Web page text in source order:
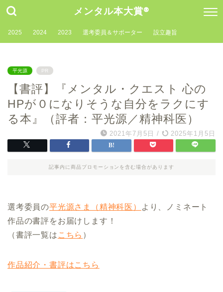
メンタル本大賞®
2025 2024 2023 選考委員＆サポーター 設立趣旨
平光源 PR
【書評】『メンタル・クエスト 心の
HPが０になりそうな自分をラクにす
る本』（評者：平光源／精神科医）
2021年7月5日 / 2025年1月5日
記事内に商品プロモーションを含む場合があります
選考委員の平光源さま（精神科医）
より、ノミネート
作品の書評をお届けします！
（書評一覧は こちら ）
作品紹介・書評はこちら